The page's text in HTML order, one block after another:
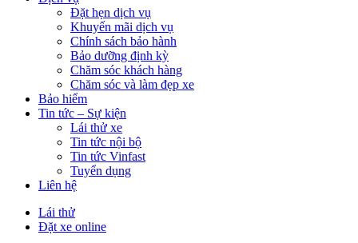
Đặt hẹn dịch vụ
Khuyến mãi dịch vụ
Chính sách bảo hành
Bảo dưỡng định kỳ
Chăm sóc khách hàng
Chăm sóc và làm đẹp xe
Bảo hiểm
Tin tức – Sự kiện
Lái thử xe
Tin tức nội bộ
Tin tức Vinfast
Tuyển dụng
Liên hệ
Lái thử
Đặt xe online